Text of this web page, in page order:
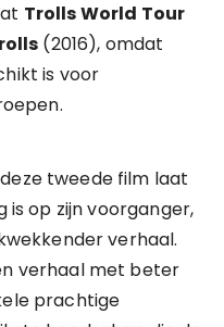
Trolls World Tour
(2016), omdat
is voor
tweede film laat
op zijn voorganger,
verhaal.
verhaal met beter
prachtige